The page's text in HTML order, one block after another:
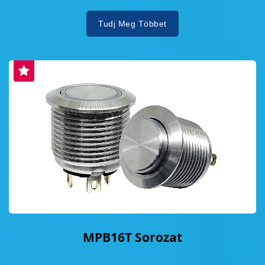
globális ügyfelekkel egy jobb zöld jövő
megteremtéséért." További részletekért
https://readfi.news/29980/
Tudj Meg Többet
MPB16T Sorozat